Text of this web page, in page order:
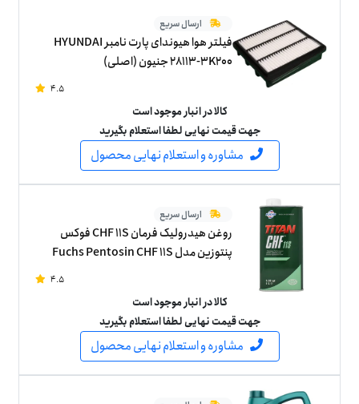
ارسال سریع
فیلتر هوا هیوندای پارت نامبر HYUNDAI
28113-3K200 جنیون (اصلی)
4.5
کالا در انبار موجود است
جهت قیمت نهایی لطفا استعلام بگیرید
مشاوره و استعلام نهایی محصول
ارسال سریع
روغن هیدرولیک فرمان CHF 11S فوکس
پنتوزین مدل Fuchs Pentosin CHF 11S
4.5
کالا در انبار موجود است
جهت قیمت نهایی لطفا استعلام بگیرید
مشاوره و استعلام نهایی محصول